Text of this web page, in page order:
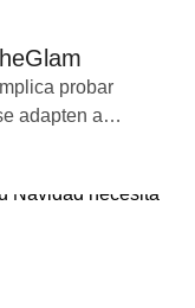
probar
adapten a
de productos
la técnica y la